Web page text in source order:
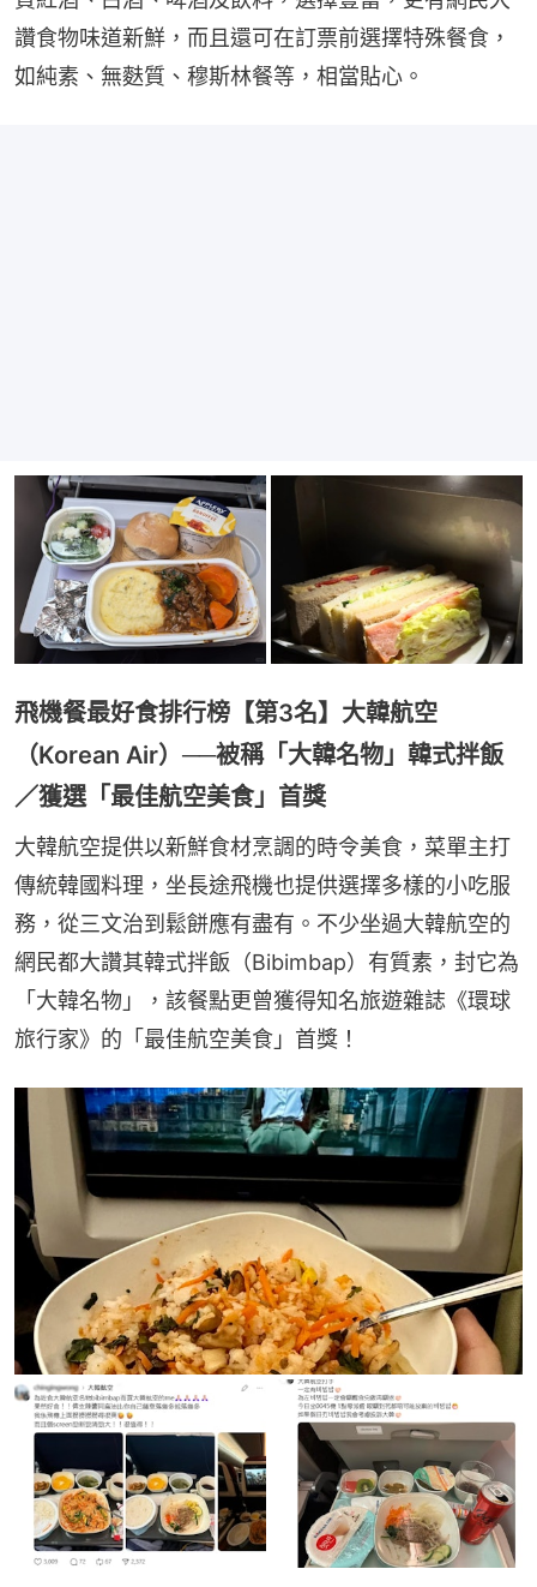
讚食物味道新鮮，而且還可在訂票前選擇特殊餐食，
如純素、無麩質、穆斯林餐等，相當貼心。
飛機餐最好食排行榜【第3名】大韓航空
（Korean Air）──被稱「大韓名物」韓式拌飯
／獲選「最佳航空美食」首獎
大韓航空提供以新鮮食材烹調的時令美食，菜單主打
傳統韓國料理，坐長途飛機也提供選擇多樣的小吃服
務，從三文治到鬆餅應有盡有。不少坐過大韓航空的
網民都大讚其韓式拌飯（Bibimbap）有質素，封它為
「大韓名物」，該餐點更曾獲得知名旅遊雜誌《環球
旅行家》的「最佳航空美食」首獎！